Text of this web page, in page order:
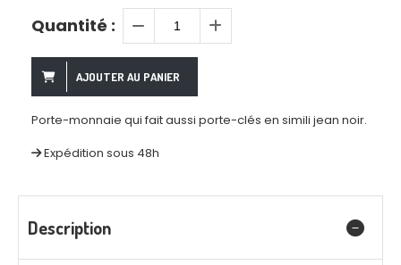
Quantité :
AJOUTER AU PANIER
Porte-monnaie qui fait aussi porte-clés en simili jean noir.
Expédition sous 48h
Description